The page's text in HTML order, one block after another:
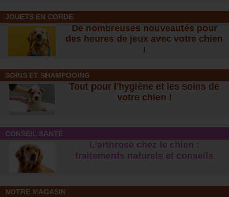
JOUETS EN CORDE
De nombreuses nouveautés pour
des heures de jeux avec votre chien
!
SOINS ET SHAMPOOING
Tout pour l'hygiène et les soins de
votre chien !
CONSEIL SANTÉ
L’arthrose chez le chien :
traitements naturels et conseils
NOTRE MAGASIN